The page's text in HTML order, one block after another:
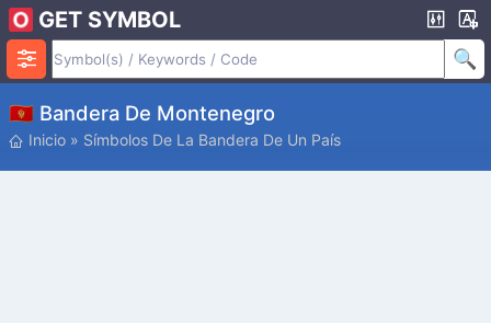
GET SYMBOL
🇲🇪 Bandera De Montenegro
Inicio » Símbolos De La Bandera De Un País